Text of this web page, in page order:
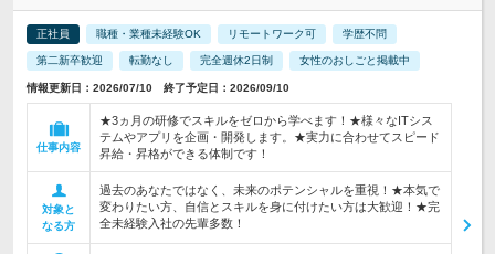
正社員 職種・業種未経験OK リモートワーク可 学歴不問
第二新卒歓迎 転勤なし 完全週休2日制 女性のおしごと掲載中
情報更新日：2026/07/10 終了予定日：2026/09/10
仕事内容
★3ヵ月の研修でスキルをゼロから学べます！★様々なITシス
テムやアプリを企画・開発します。★実力に合わせてスピード
昇給・昇格ができる体制です！
対象と
なる方
過去のあなたではなく、未来のポテンシャルを重視！★本気で
変わりたい方、自信とスキルを身に付けたい方は大歓迎！★完
全未経験入社の先輩多数！